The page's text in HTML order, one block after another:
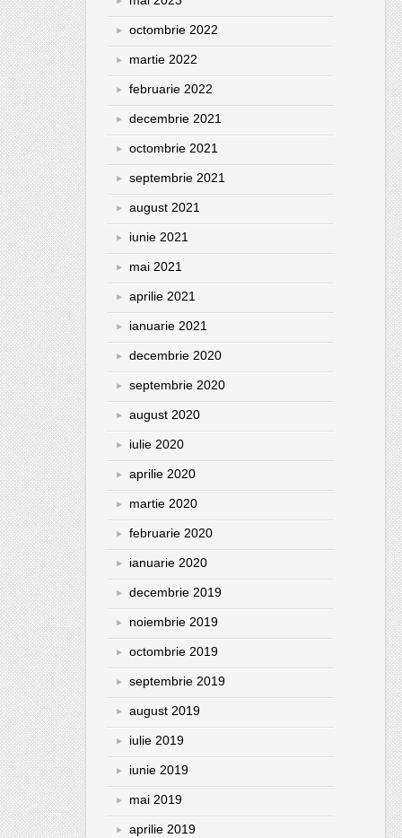
octombrie 2022
martie 2022
februarie 2022
decembrie 2021
octombrie 2021
septembrie 2021
august 2021
iunie 2021
mai 2021
aprilie 2021
ianuarie 2021
decembrie 2020
septembrie 2020
august 2020
iulie 2020
aprilie 2020
martie 2020
februarie 2020
ianuarie 2020
decembrie 2019
noiembrie 2019
octombrie 2019
septembrie 2019
august 2019
iulie 2019
iunie 2019
mai 2019
aprilie 2019